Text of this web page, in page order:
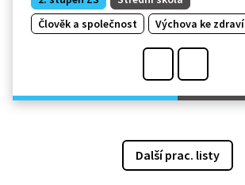
Člověk a společnost
Výchova ke zdraví
Další prac. listy